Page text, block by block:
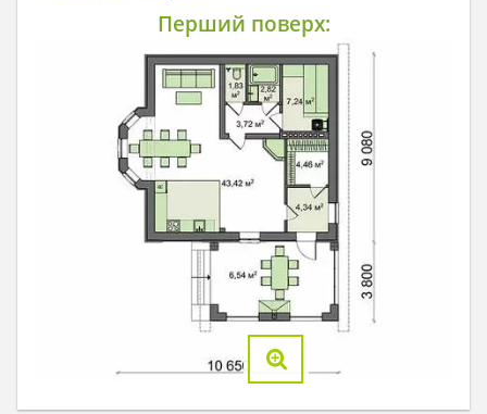
Перший поверх: